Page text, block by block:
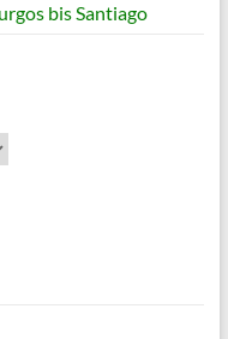
bis Santiago